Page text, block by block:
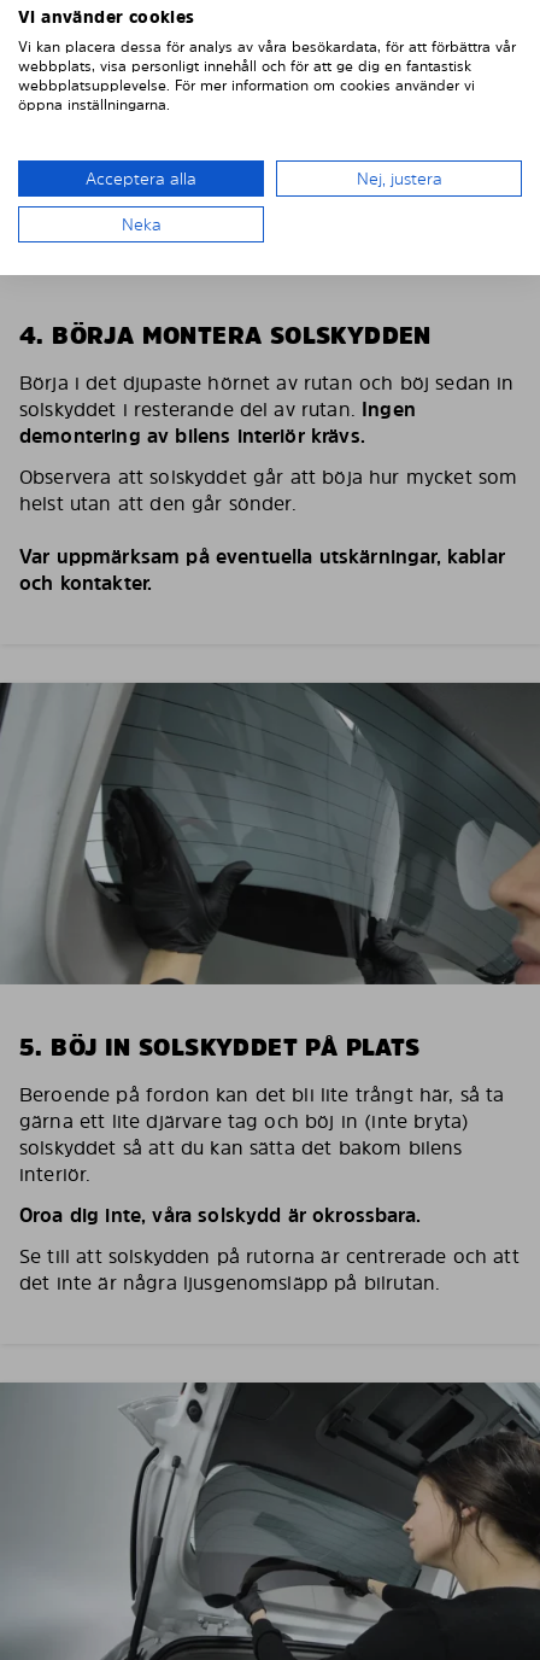
4. BÖRJA MONTERA SOLSKYDDEN
Börja i det djupaste hörnet av rutan och böj sedan in
solskyddet i resterande del av rutan. Ingen
demontering av bilens interiör krävs.
Observera att solskyddet går att böja hur mycket som
helst utan att den går sönder.
Var uppmärksam på eventuella utskärningar, kablar
och kontakter.
5. BÖJ IN SOLSKYDDET PÅ PLATS
Beroende på fordon kan det bli lite trångt här, så ta
gärna ett lite djärvare tag och böj in (inte bryta)
solskyddet så att du kan sätta det bakom bilens
interiör.
Oroa dig inte, våra solskydd är okrossbara.
Se till att solskydden på rutorna är centrerade och att
det inte är några ljusgenomsläpp på bilrutan.
Vi använder cookies
Vi kan placera dessa för analys av våra besökardata, för att förbättra vår
webbplats, visa personligt innehåll och för att ge dig en fantastisk
webbplatsupplevelse. För mer information om cookies använder vi
öppna inställningarna.
Acceptera alla Nej, justera
Neka